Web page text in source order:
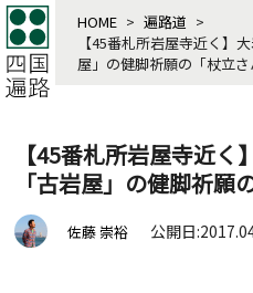
HOME > 遍路道 >
【45番札所岩屋寺近く】
屋」の健脚祈願の「杖立さ
【45番札所岩屋寺近
「古岩屋」の健脚祈願
佐藤 崇裕 公開日